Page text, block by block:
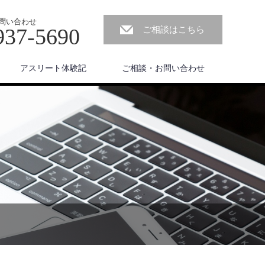
い合わせ
5690 ご相談はこちら
アスリート体験記 ご相談・お問い合わせ